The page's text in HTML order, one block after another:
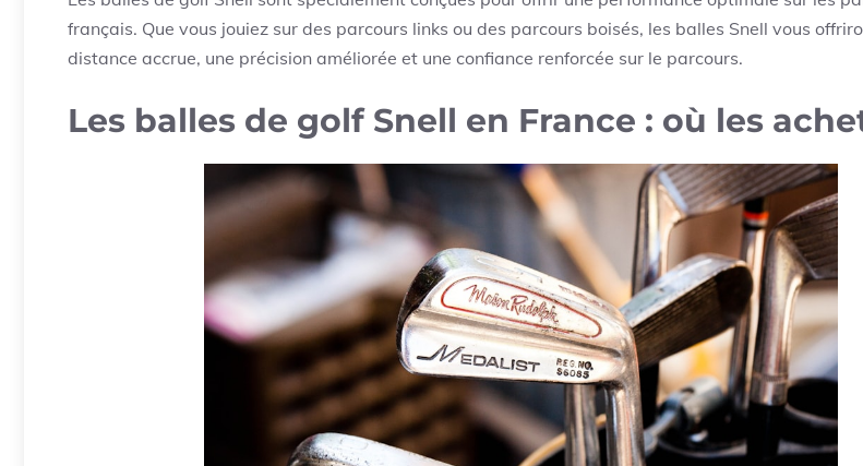
français. Que vous jouiez sur des parcours links ou des parcours boisés, les balles Snell vous
distance accrue, une précision améliorée et une confiance renforcée sur le parcours.
Les balles de golf Snell en France : où les